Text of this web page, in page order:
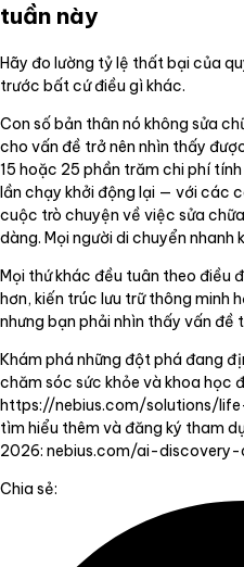
tuần này
Hãy đo lường tỷ lệ thất bại của
trước bất cứ điều gì khác.
Con số bản thân nó không sửa
cho vấn đề trở nên nhìn thấy
15 hoặc 25 phần trăm chi phí
lần chạy khởi động lại — với các
cuộc trò chuyện về việc sửa
dàng. Mọi người di chuyển nhanh
Mọi thứ khác đều tuân theo điều
hơn, kiến trúc lưu trữ thông minh
nhưng bạn phải nhìn thấy vấn đề
Khám phá những đột phá đang
chăm sóc sức khỏe và khoa học
https://nebius.com/solutions/
tìm hiểu thêm và đăng ký tham
2026: nebius.com/ai-discovery-
Chia sẻ: